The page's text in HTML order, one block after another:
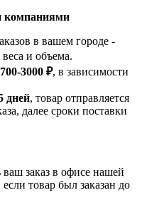
компаниями
в вашем городе -
и объема.
700-3000 ₽, в зависимости
дней, товар отправляется
далее сроки поставки
ваш заказ в офисе нашей
товар был заказан до